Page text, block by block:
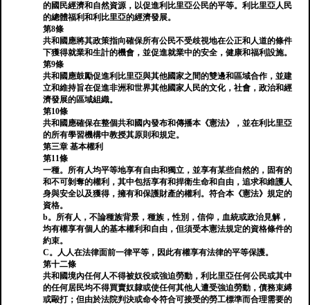
的國民經濟和自然資源，以促進利比里亞公民的平等。利比里亞人民
的總體福利和利比里亞的經濟發展。
第8條
共和國應將其政策指向確保所有公民不受歧視地在公正和人道的條件
下獲得就業和生計的機會，並促進就業中的安全，健康和福利設施。
第9條
共和國應鼓勵促進利比里亞與其他國家之間的雙邊和區域合作，並建
立和維持旨在促進非洲和世界其他國家人民的文化，社會，政治和經
濟發展的區域組織。
第10條
共和國應確保在整個共和國內發布和傳播本《憲法》，並在利比里亞
的所有學習機構中教授其原則和規定。
第三章 基本權利
第11條
一種。所有人均平等地享有自由和獨立，並享有某些自然的，固有的
和不可剝奪的權利，其中包括享有和捍衛生命和自由，追求和維護人
身與安全以及獲得，擁有和保護財產的權利。符合本《憲法》規定的
資格。
b。所有人，不論種族背景，種族，性別，信仰，血統或政治見解，
均有權享有個人的基本權利和自由，但須受本憲法規定的資格條件的
約束。
C。人人在法律面前一律平等，因此有權享有法律的平等保護。
第十二條
共和國境內任何人不得被奴役或強迫勞動，利比里亞任何公民或其中
的任何居民均不得買賣奴隸或使任何其他人遭受強迫勞動，債務束縛
或毆打；但由於法院判決或命令符合可接受的勞工標準而合理需要的